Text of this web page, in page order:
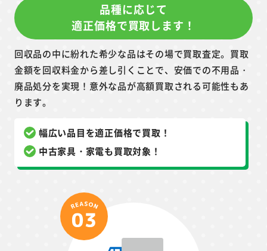
品種に応じて
適正価格で買取します！
回収品の中に紛れた希少な品はその場で買取査定。買取
金額を回収料金から差し引くことで、安価での不用品・
廃品処分を実現！意外な品が高額買取される可能性もあ
ります。
幅広い品目を適正価格で買取！
中古家具・家電も買取対象！